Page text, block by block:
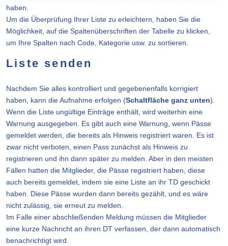
haben.
Um die Überprüfung Ihrer Liste zu erleichtern, haben Sie die
Möglichkeit, auf die Spaltenüberschriften der Tabelle zu klicken,
um Ihre Spalten nach Code, Kategorie usw. zu sortieren.
Liste senden
Nachdem Sie alles kontrolliert und gegebenenfalls korrigiert
haben, kann die Aufnahme erfolgen (Schaltfläche ganz unten).
Wenn die Liste ungültige Einträge enthält, wird weiterhin eine
Warnung ausgegeben. Es gibt auch eine Warnung, wenn Pässe
gemeldet werden, die bereits als Hinweis registriert waren. Es ist
zwar nicht verboten, einen Pass zunächst als Hinweis zu
registrieren und ihn dann später zu melden. Aber in den meisten
Fällen hatten die Mitglieder, die Pässe registriert haben, diese
auch bereits gemeldet, indem sie eine Liste an ihr TD geschickt
haben. Diese Pässe wurden dann bereits gezählt, und es wäre
nicht zulässig, sie erneut zu melden.
Im Falle einer abschließenden Meldung müssen die Mitglieder
eine kurze Nachricht an ihren DT verfassen, der dann automatisch
benachrichtigt wird.